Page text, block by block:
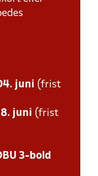
juni (frist
juni (frist
3-bold